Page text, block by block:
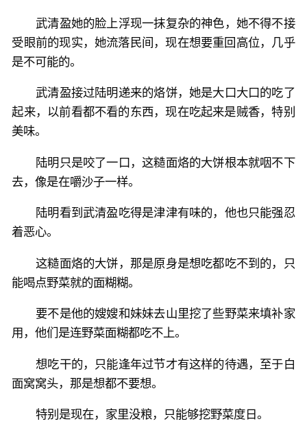
武清盈她的脸上浮现一抹复杂的神色，她不得不接
受眼前的现实，她流落民间，现在想要重回高位，几乎
是不可能的。
武清盈接过陆明递来的烙饼，她是大口大口的吃了
起来，以前看都不看的东西，现在吃起来是贼香，特别
美味。
陆明只是咬了一口，这糙面烙的大饼根本就咽不下
去，像是在嚼沙子一样。
陆明看到武清盈吃得是津津有味的，他也只能强忍
着恶心。
这糙面烙的大饼，那是原身是想吃都吃不到的，只
能喝点野菜就的面糊糊。
要不是他的嫂嫂和妹妹去山里挖了些野菜来填补家
用，他们是连野菜面糊都吃不上。
想吃干的，只能逢年过节才有这样的待遇，至于白
面窝窝头，那是想都不要想。
特别是现在，家里没粮，只能够挖野菜度日。